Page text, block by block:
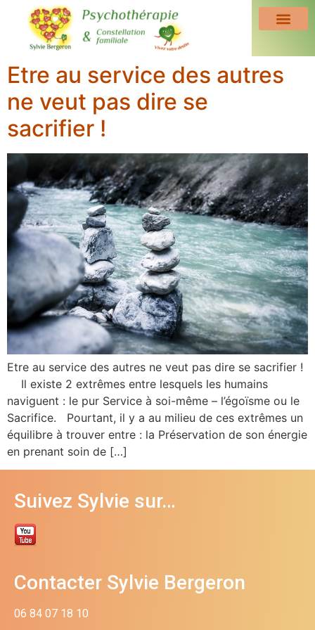
Etre au service des autres
ne veut pas dire se
sacrifier !
Etre au service des autres ne veut pas dire se sacrifier !
Il existe 2 extrêmes entre lesquels les humains
naviguent : le pur Service à soi-même – l’égoïsme ou le
Sacrifice. Pourtant, il y a au milieu de ces extrêmes un
équilibre à trouver entre : la Préservation de son énergie
en prenant soin de […]
Suivez Sylvie sur…
Contacter Sylvie Bergeron
06 84 07 18 10